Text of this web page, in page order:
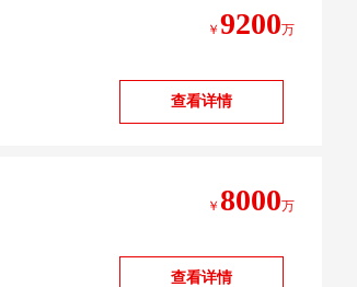
￥ 9200万
查看详情
￥ 8000万
查看详情